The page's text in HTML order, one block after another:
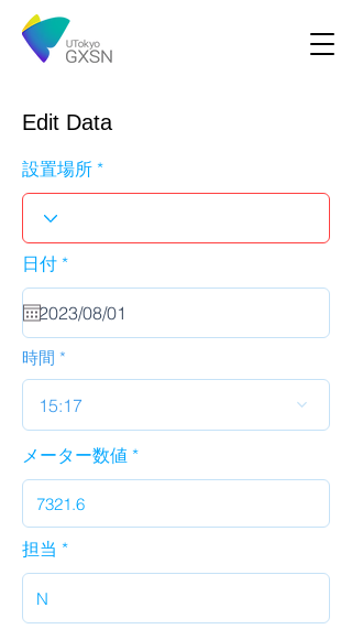
Edit Data
設置場所
日付 *r
u
i
d
時間
15:17
メーター数値
担当